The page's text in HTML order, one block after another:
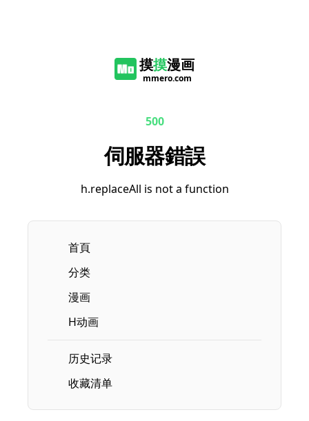
摸摸漫画
mmero.com
500
伺服器錯誤
h.replaceAll is not a function
首頁
分类
漫画
H动画
历史记录
收藏清单